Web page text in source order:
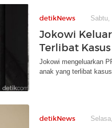
detikNews Sabtu,
Jokowi
Terlibat
Jokowi mengeluarkan
anak yang terlibat
detikNews